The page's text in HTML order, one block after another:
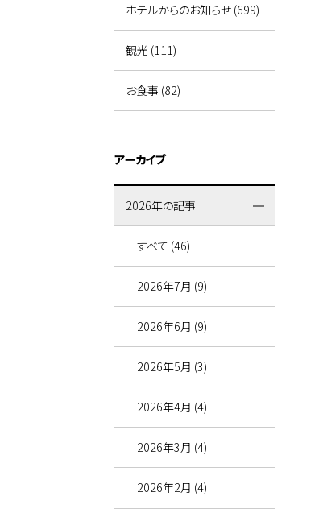
ホテルからのお知らせ (699)
観光 (111)
お食事 (82)
アーカイブ
2026年の記事
すべて (46)
2026年7月 (9)
2026年6月 (9)
2026年5月 (3)
2026年4月 (4)
2026年3月 (4)
2026年2月 (4)